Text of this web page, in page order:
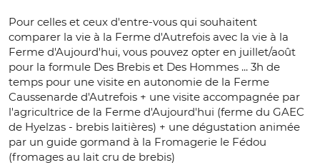
Pour celles et ceux d'entre-vous qui souhaitent
comparer la vie à la Ferme d'Autrefois avec la vie à la
Ferme d'Aujourd'hui, vous pouvez opter en juillet/août
pour la formule Des Brebis et Des Hommes ... 3h de
temps pour une visite en autonomie de la Ferme
Caussenarde d'Autrefois + une visite accompagnée par
l'agricultrice de la Ferme d'Aujourd'hui (ferme du GAEC
de Hyelzas - brebis laitières) + une dégustation animée
par un guide gormand à la Fromagerie le Fédou
(fromages au lait cru de brebis)